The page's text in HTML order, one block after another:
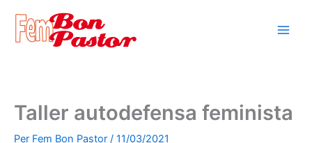
contingut
Taller autodefensa feminista
Per Fem Bon Pastor / 11/03/2021